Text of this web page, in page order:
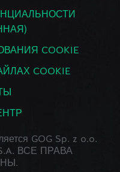
COOKIE
COOKIE
GOG Sp. z o.o.
ВСЕ ПРАВА